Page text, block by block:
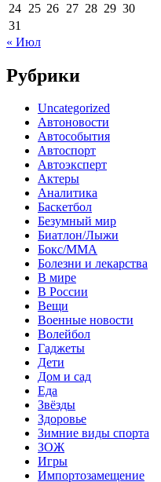
24 25 26 27 28 29 30
31
« Июл
Рубрики
Uncategorized
Автоновости
Автособытия
Автоспорт
Автоэксперт
Актеры
Аналитика
Баскетбол
Безумный мир
Биатлон/Лыжи
Бокс/MMA
Болезни и лекарства
В мире
В России
Вещи
Военные новости
Волейбол
Гаджеты
Дети
Дом и сад
Еда
Звёзды
Здоровье
Зимние виды спорта
ЗОЖ
Игры
Импортозамещение